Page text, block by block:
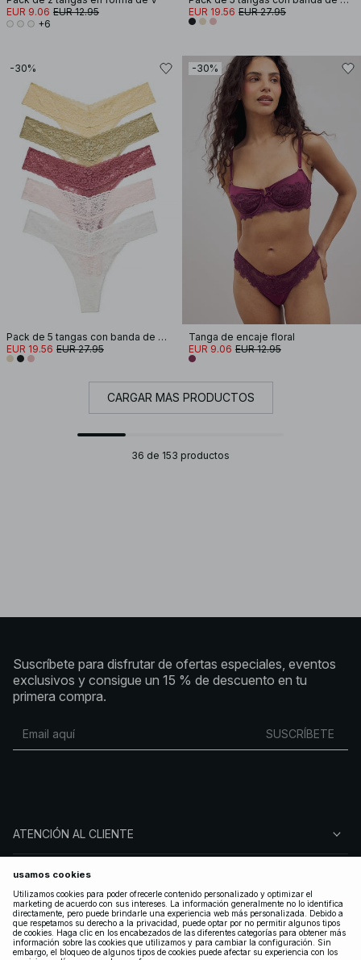
EUR 9.06 EUR 12.95
+6
EUR 19.56 EUR 27.95
-30%
Pack de 5 tangas con banda de encaje
EUR 19.56 EUR 27.95
-30%
Tanga de encaje floral
EUR 9.06 EUR 12.95
CARGAR MÁS PRODUCTOS
36 de 153 productos
Suscríbete para disfrutar de ofertas especiales, eventos
exclusivos y consigue un 15 % de descuento en tu
primera compra.
SUSCRÍBETE
ATENCIÓN AL CLIENTE
SOBRE NA-KD
SÍGUENOS
LEGAL